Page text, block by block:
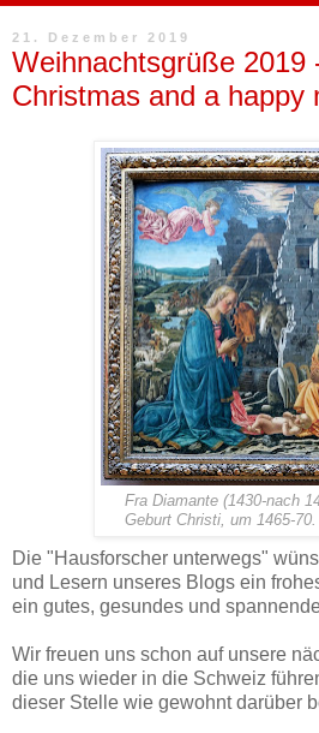
21. Dezember 2019
Weihnachtsgrüße 2019
Christmas and a happy
Fra Diamante (1430-nach
Geburt Christi, um 1465-
Die "Hausforscher unterwegs"
und Lesern unseres Blogs ein
ein gutes, gesundes und
Wir freuen uns schon auf unsere
die uns wieder in die Schweiz
dieser Stelle wie gewohnt darüber